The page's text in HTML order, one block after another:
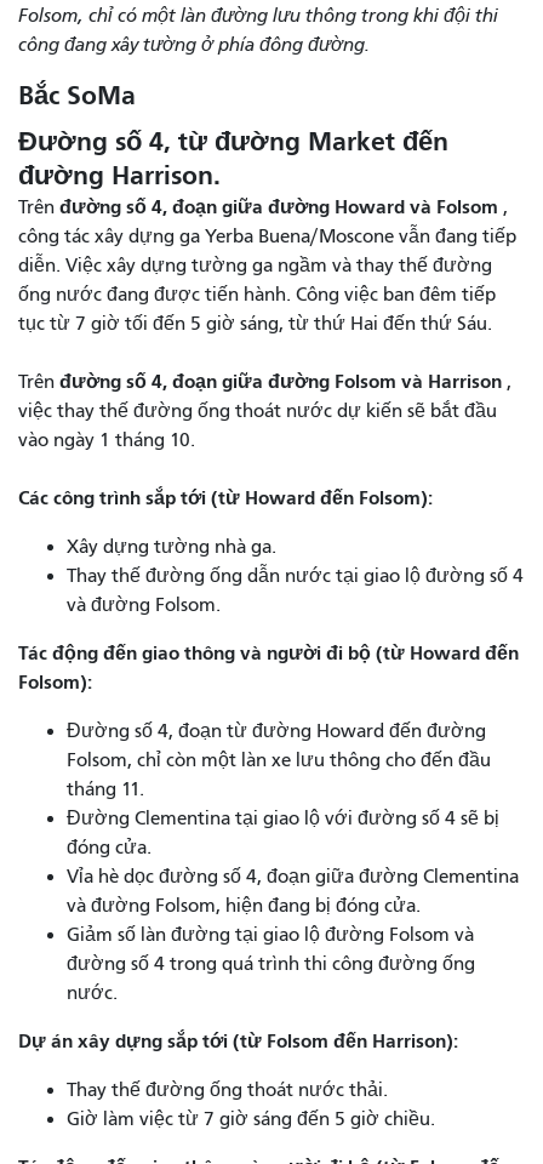
Folsom, chỉ có một làn đường lưu thông trong khi đội thi
công đang xây tường ở phía đông đường.
Bắc SoMa
Đường số 4, từ đường Market đến
đường Harrison.
Trên đường số 4, đoạn giữa đường Howard và Folsom ,
công tác xây dựng ga Yerba Buena/Moscone vẫn đang tiếp
diễn. Việc xây dựng tường ga ngầm và thay thế đường
ống nước đang được tiến hành. Công việc ban đêm tiếp
tục từ 7 giờ tối đến 5 giờ sáng, từ thứ Hai đến thứ Sáu.
Trên đường số 4, đoạn giữa đường Folsom và Harrison ,
việc thay thế đường ống thoát nước dự kiến ​​sẽ bắt đầu
vào ngày 1 tháng 10.
Các công trình sắp tới (từ Howard đến Folsom):
Xây dựng tường nhà ga.
Thay thế đường ống dẫn nước tại giao lộ đường số 4
và đường Folsom.
Tác động đến giao thông và người đi bộ (từ Howard đến
Folsom):
Đường số 4, đoạn từ đường Howard đến đường
Folsom, chỉ còn một làn xe lưu thông cho đến đầu
tháng 11.
Đường Clementina tại giao lộ với đường số 4 sẽ bị
đóng cửa.
Vỉa hè dọc đường số 4, đoạn giữa đường Clementina
và đường Folsom, hiện đang bị đóng cửa.
Giảm số làn đường tại giao lộ đường Folsom và
đường số 4 trong quá trình thi công đường ống
nước.
Dự án xây dựng sắp tới (từ Folsom đến Harrison):
Thay thế đường ống thoát nước thải.
Giờ làm việc từ 7 giờ sáng đến 5 giờ chiều.